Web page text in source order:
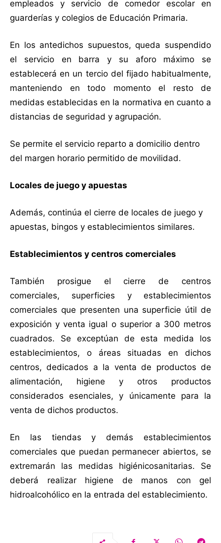
empleados y servicio de comedor escolar en
guarderías y colegios de Educación Primaria.
En los antedichos supuestos, queda suspendido
el servicio en barra y su aforo máximo se
establecerá en un tercio del fijado habitualmente,
manteniendo en todo momento el resto de
medidas establecidas en la normativa en cuanto a
distancias de seguridad y agrupación.
Se permite el servicio reparto a domicilio dentro
del margen horario permitido de movilidad.
Locales de juego y apuestas
Además, continúa el cierre de locales de juego y
apuestas, bingos y establecimientos similares.
Establecimientos y centros comerciales
También prosigue el cierre de centros
comerciales, superficies y establecimientos
comerciales que presenten una superficie útil de
exposición y venta igual o superior a 300 metros
cuadrados. Se exceptúan de esta medida los
establecimientos, o áreas situadas en dichos
centros, dedicados a la venta de productos de
alimentación, higiene y otros productos
considerados esenciales, y únicamente para la
venta de dichos productos.
En las tiendas y demás establecimientos
comerciales que puedan permanecer abiertos, se
extremarán las medidas higiénicosanitarias. Se
deberá realizar higiene de manos con gel
hidroalcohólico en la entrada del establecimiento.